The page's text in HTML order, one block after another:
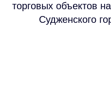
торговых объектов
Судженского